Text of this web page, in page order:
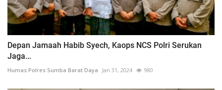
Depan Jamaah Habib Syech, Kaops NCS Polri Serukan
Jaga...
Humas Polres Sumba Barat Daya Jan 31, 2024 980